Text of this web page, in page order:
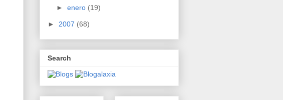
► enero (19)
► 2007 (68)
Search